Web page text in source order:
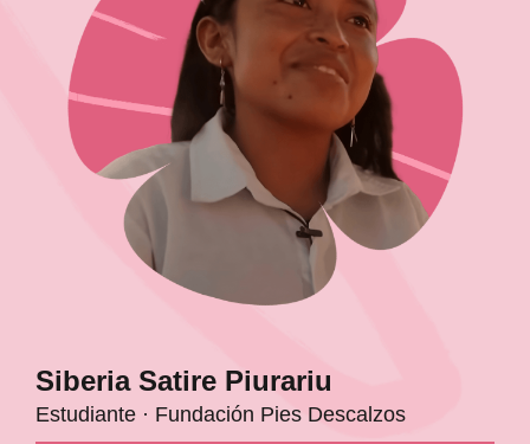
Siberia Satire Piurariu
Estudiante · Fundación Pies Descalzos